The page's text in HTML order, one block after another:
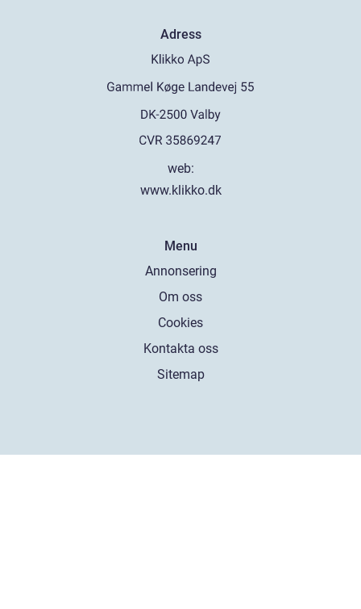
Adress
web:
www.klikko.dk
Menu
Annonsering
Om oss
Cookies
Kontakta oss
Sitemap